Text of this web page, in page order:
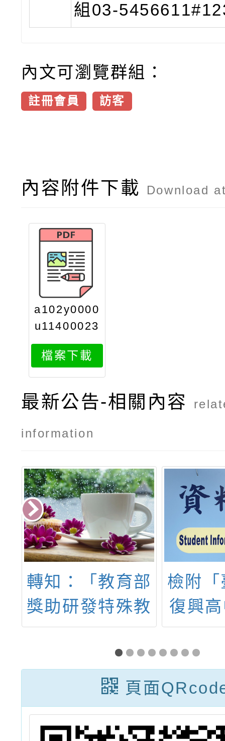
組03-
內文可瀏覽群組：
註冊會員 訪客
內容附件下載 Download
a102y0000
u11400023
31ax1
檔案下載
最新公告-相關內容
information
檢附「臺北市立
復興高中114學
年度戲劇班特色
招生甄選入學簡
章」下載網址及
簡章電子檔供參
臺灣
協
未來
——職
坊
頁面